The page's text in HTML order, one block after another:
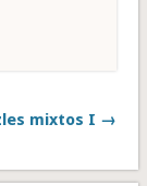
mixtos I →